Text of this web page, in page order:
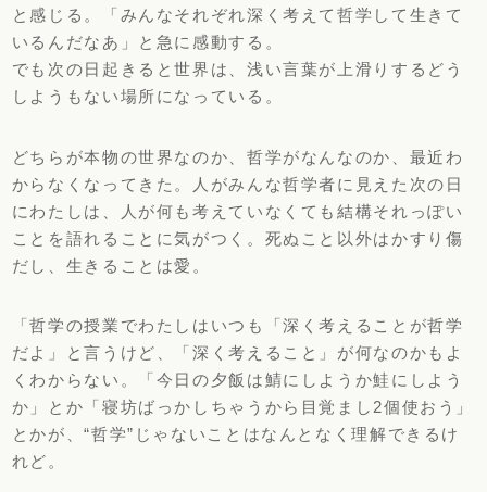
と感じる。「みんなそれぞれ深く考えて哲学して生きて
いるんだなあ」
と急に感動する。
でも次の日起きると世界は、 浅い言葉が上滑りするどう
しようもない場所になっている。
どちらが本物の世界なのか、哲学がなんなのか、 最近わ
からなくなってきた。
人がみんな哲学者に見えた次の日
にわたしは、
人が何も考えていなくても結構それっぽい
ことを語れることに気がつく。死ぬこと以外はかすり傷
だし、生きることは愛。
「哲学の授業でわたしはいつも「深く考えることが哲学
だよ」
と言うけど、「深く考えること」が何なのかもよ
くわからない。「今日の夕飯は鯖にしようか鮭にしよう
か」とか「寝坊ばっかしちゃうから目覚まし2個使おう」
とかが、“哲学” じゃないことはなんとなく理解できるけ
れど。